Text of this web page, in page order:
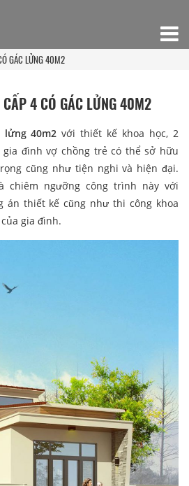
GÁC LỬNG 40M2
4 CÓ GÁC LỬNG 40M2
40m2 với thiết kế khoa học, 2
đình vợ chồng trẻ có thể sở hữu
cũng như tiện nghi và hiện đại.
chiêm ngưỡng công trình này với
án thiết kế cũng như thi công khoa
gia đình.